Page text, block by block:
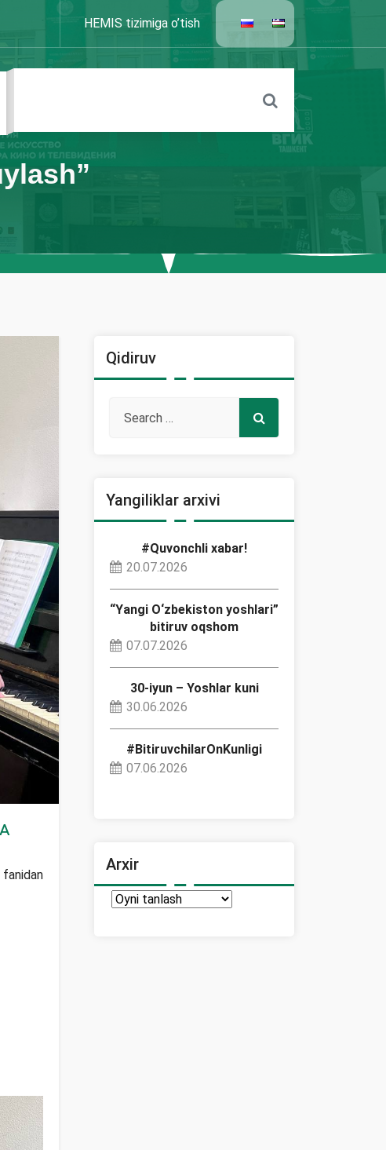
HEMIS tizimiga o’tish
Qidiruv
Yangiliklar arxivi
#Quvonchli xabar!
20.07.2026
“Yangi O‘zbekiston yoshlari”
bitiruv oqshom
07.07.2026
30-iyun – Yoshlar kuni
30.06.2026
#BitiruvchilarOnKunligi
07.06.2026
Arxir
Arxir